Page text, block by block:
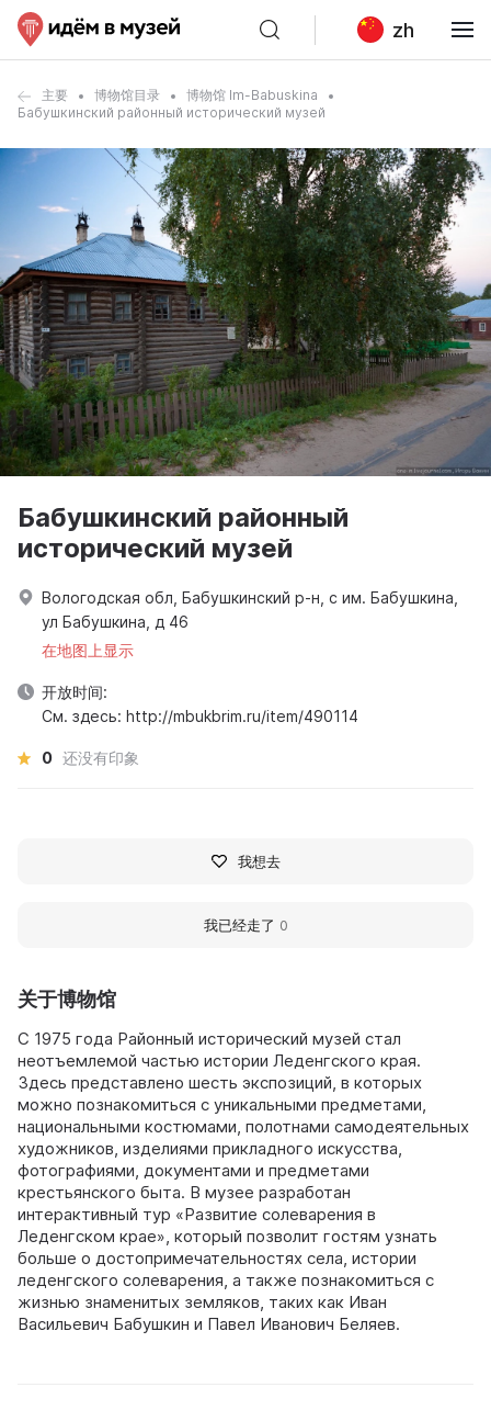
zh
主要 博物馆目录
博物馆 Im-Babuskina
Бабушкинский районный исторический музей
关于博物馆
С 1975 года Районный исторический музей стал
неотъемлемой частью истории Леденгского края.
Здесь представлено шесть экспозиций, в которых
можно познакомиться с уникальными предметами,
национальными костюмами, полотнами самодеятельных
художников, изделиями прикладного искусства,
фотографиями, документами и предметами
крестьянского быта. В музее разработан
интерактивный тур «Развитие солеварения в
Леденгском крае», который позволит гостям узнать
больше о достопримечательностях села, истории
леденгского солеварения, а также познакомиться с
жизнью знаменитых земляков, таких как Иван
Васильевич Бабушкин и Павел Иванович Беляев.
Бабушкинский районный
исторический музей
Вологодская обл, Бабушкинский р-н, с им. Бабушкина,
ул Бабушкина, д 46
在地图上显示
开放时间:
См. здесь: http://mbukbrim.ru/item/490114
0 还没有印象
我想去
我已经走了 0